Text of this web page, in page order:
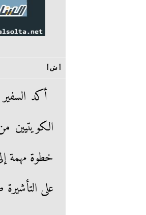
أ ش أ
أكد
الكويتيين
خطوة مهمة
على